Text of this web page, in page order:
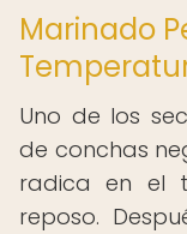
Marinado
Uno de los
de conchas
radica en el
reposo.